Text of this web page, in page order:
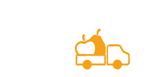
navigation
indhold